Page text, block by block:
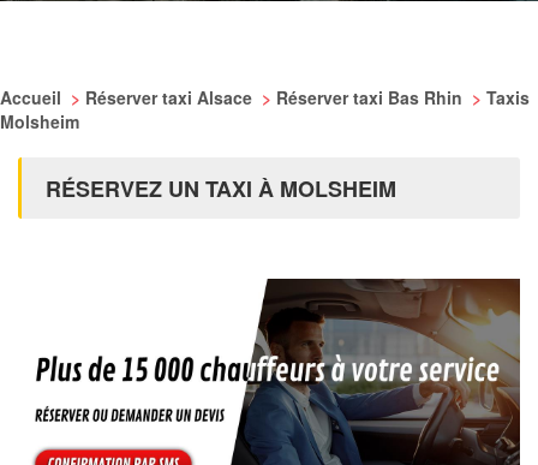
Accueil > Réserver taxi Alsace > Réserver taxi Bas Rhin > Taxis
Molsheim
RÉSERVEZ UN TAXI À MOLSHEIM